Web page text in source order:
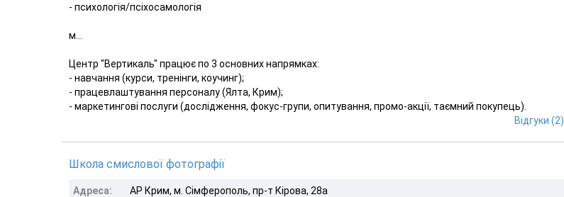
- психологія/псіхосамологія
м...
Центр "Вертикаль" працює по 3 основних напрямках:
- навчання (курси, тренінги, коучинг);
- працевлаштування персоналу (Ялта, Крим);
- маркетингові послуги (дослідження, фокус-групи, опитування, промо-акції, таємний покупець).
Відгуки (2)
Школа смислової фотографії
Адреса:
АР Крим, м. Сімферополь, пр-т Кірова, 28а